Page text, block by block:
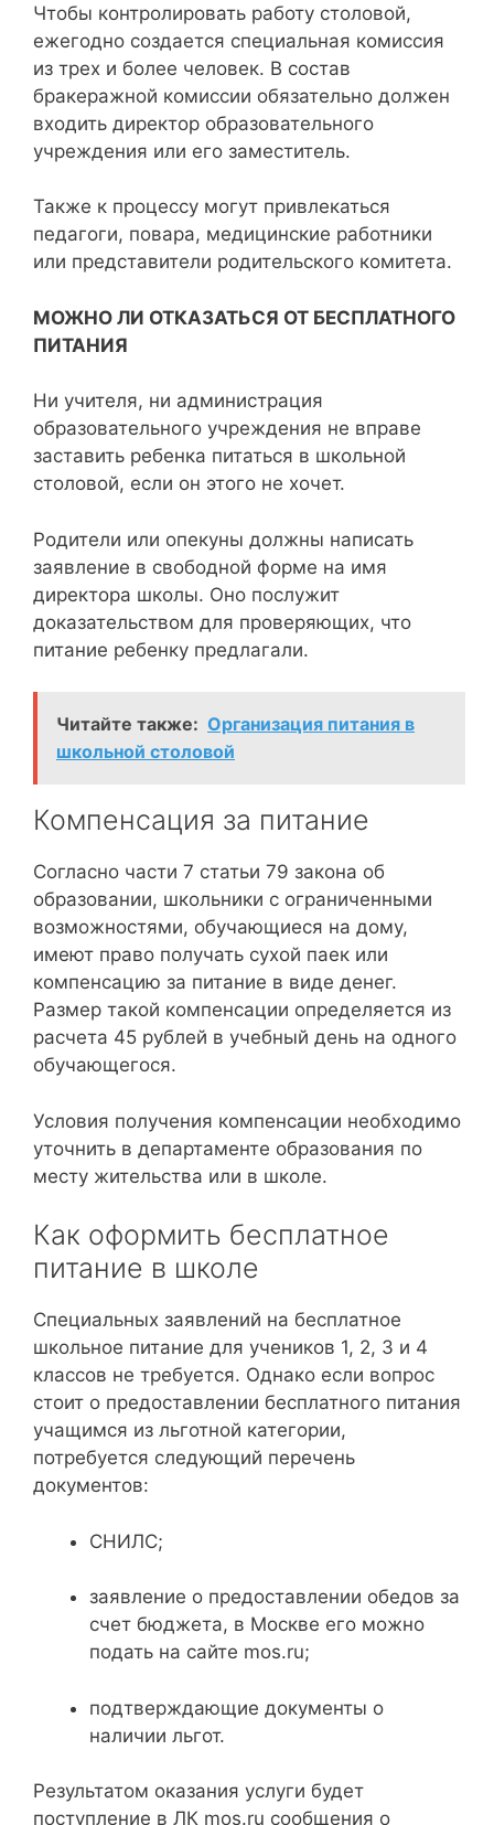
Чтобы контролировать работу столовой,
ежегодно создается специальная комиссия
из трех и более человек. В состав
бракеражной комиссии обязательно должен
входить директор образовательного
учреждения или его заместитель.
Также к процессу могут привлекаться
педагоги, повара, медицинские работники
или представители родительского комитета.
МОЖНО ЛИ ОТКАЗАТЬСЯ ОТ БЕСПЛАТНОГО
ПИТАНИЯ
Ни учителя, ни администрация
образовательного учреждения не вправе
заставить ребенка питаться в школьной
столовой, если он этого не хочет.
Родители или опекуны должны написать
заявление в свободной форме на имя
директора школы. Оно послужит
доказательством для проверяющих, что
питание ребенку предлагали.
Читайте также: Организация питания в
школьной столовой
Компенсация за питание
Согласно части 7 статьи 79 закона об
образовании, школьники с ограниченными
возможностями, обучающиеся на дому,
имеют право получать сухой паек или
компенсацию за питание в виде денег.
Размер такой компенсации определяется из
расчета 45 рублей в учебный день на одного
обучающегося.
Условия получения компенсации необходимо
уточнить в департаменте образования по
месту жительства или в школе.
Как оформить бесплатное
питание в школе
Специальных заявлений на бесплатное
школьное питание для учеников 1, 2, 3 и 4
классов не требуется. Однако если вопрос
стоит о предоставлении бесплатного питания
учащимся из льготной категории,
потребуется следующий перечень
документов:
СНИЛС;
заявление о предоставлении обедов за
счет бюджета, в Москве его можно
подать на сайте mos.ru;
подтверждающие документы о
наличии льгот.
Результатом оказания услуги будет
поступление в ЛК mos.ru сообщения о